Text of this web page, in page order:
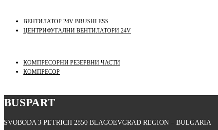
ВЕНТИЛАТОР 24V BRUSHLESS
ЦЕНТРИФУГАЛНИ ВЕНТИЛАТОРИ 24V
КОМПРЕСОРНИ РЕЗЕРВНИ ЧАСТИ
КОМПРЕСОР
BUSPART
SVOBODA 3 PETRICH 2850 BLAGOEVGRAD REGION – BULGARIA